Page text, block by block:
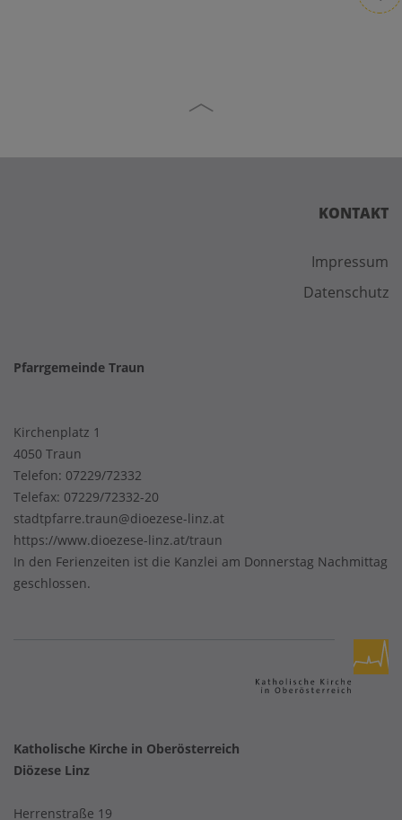
KONTAKT
Impressum
Datenschutz
Pfarrgemeinde Traun
Kirchenplatz 1
4050 Traun
Telefon: 07229/72332
Telefax: 07229/72332-20
stadtpfarre.traun@dioezese-linz.at
https://www.dioezese-linz.at/traun
In den Ferienzeiten ist die Kanzlei am Donnerstag Nachmittag
geschlossen.
Katholische Kirche in Oberösterreich
Diözese Linz
Herrenstraße 19